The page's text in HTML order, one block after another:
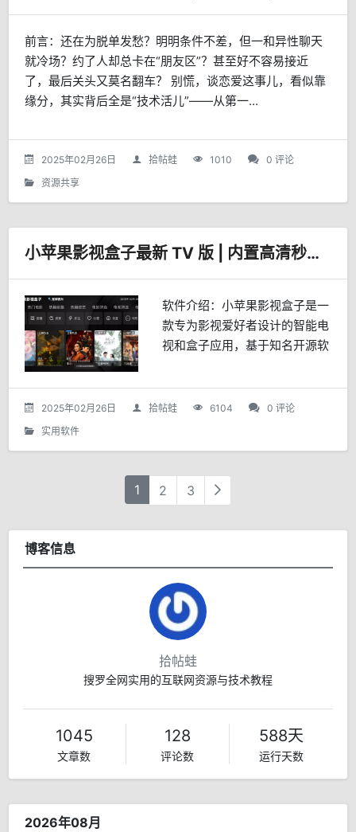
前言：还在为脱单发愁？明明条件不差，但一和异性聊天
就冷场？约了人却总卡在“朋友区”？甚至好不容易接近
了，最后关头又莫名翻车？ 别慌，谈恋爱这事儿，看似靠
缘分，其实背后全是“技术活儿”——从第一...
2025年02月26日 拾帖蛙 1010
0 评论
资源共享
小苹果影视盒子最新 TV 版 | 内置高清秒播线路
软件介绍：小苹果影视盒子是一
款专为影视爱好者设计的智能电
视和盒子应用，基于知名开源软
视仓库，无需费劲寻找，提供丰
富的影视资源和便捷的观影体
2025年02月26日 拾帖蛙 6104
0 评论
实用软件
1 2 3
博客信息
拾帖蛙
搜罗全网实用的互联网资源与技术教程
1045
文章数
128
评论数
588天
运行天数
2026年08月